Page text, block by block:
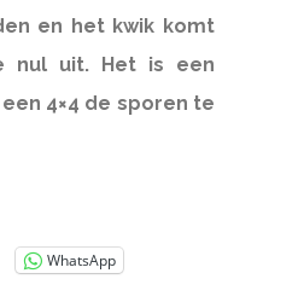
en het kwik komt
nul uit. Het is een
4×4 de sporen te
WhatsApp